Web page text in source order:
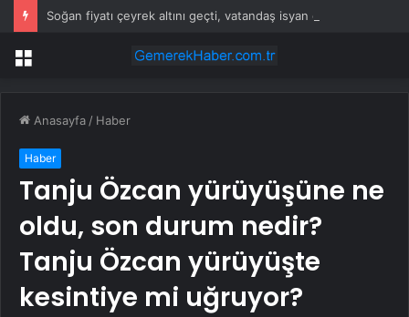
Soğan fiyatı çeyrek altını geçti, vatandaş isyan etti
Menü
Anasayfa / Haber
Haber
Tanju Özcan yürüyüşüne ne
oldu, son durum nedir?
Tanju Özcan yürüyüşte
kesintiye mi uğruyor?